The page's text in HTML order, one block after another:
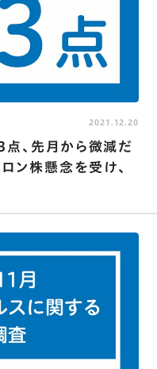
､先月から微減だ
ン株懸念を受け､
2021.12.20